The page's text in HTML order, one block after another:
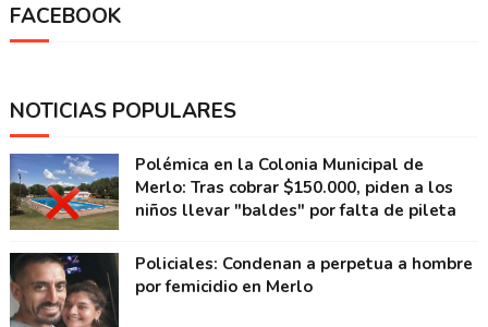
FACEBOOK
NOTICIAS POPULARES
Polémica en la Colonia Municipal de
Merlo: Tras cobrar $150.000, piden a los
niños llevar "baldes" por falta de pileta
Policiales: Condenan a perpetua a hombre
por femicidio en Merlo